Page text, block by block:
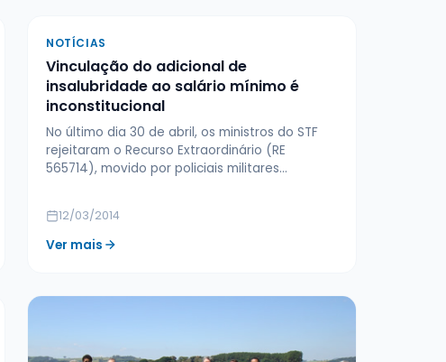
NOTÍCIAS
Vinculação do adicional de
insalubridade ao salário mínimo é
inconstitucional
No último dia 30 de abril, os ministros do STF
rejeitaram o Recurso Extraordinário (RE
565714), movido por policiais militares…
12/03/2014
Ver mais